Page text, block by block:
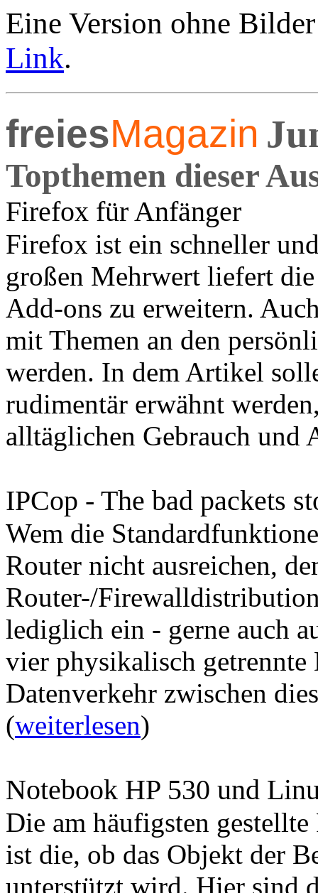
Eine Version ohne
Link.
freiesMagazin
Topthemen dieser
Firefox für Anfänger
Firefox ist ein schneller
großen Mehrwert liefert
Add-ons zu erweitern.
mit Themen an den
werden. In dem Artikel
rudimentär erwähnt
alltäglichen Gebrauch und
IPCop - The bad packets
Wem die
Router nicht ausreichen,
Router-/
lediglich ein - gerne auch
vier physikalisch getrennte
Datenverkehr zwischen
(weiterlesen)
Notebook HP 530 und
Die am häufigsten
ist die, ob das Objekt der
unterstützt wird. Hier sind